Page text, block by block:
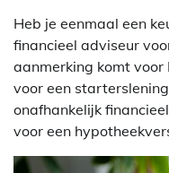
Heb je eenmaal een
financieel adviseur
aanmerking komt
voor een
onafhankelijk
voor een